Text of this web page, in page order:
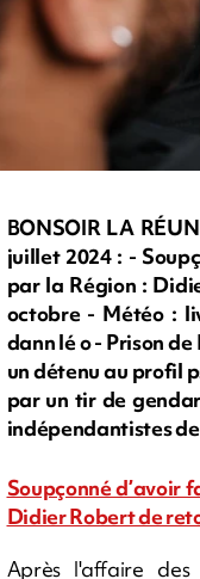
BONSOIR LA
juillet 2024 : -
par la Région :
octobre - Météo :
dann lé o - Prison
un détenu au profil
par un tir de
indépendantistes
Soupçonné d’avoir
Didier Robert de
Après l'affaire